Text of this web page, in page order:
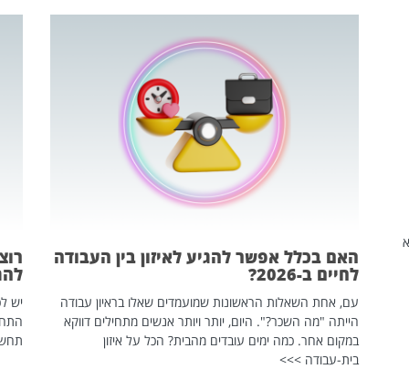
האם בכלל אפשר להגיע לאיזון בין העבודה
לחיים ב-2026?
עם, אחת השאלות הראשונות שמועמדים שאלו בראיון עבודה
הייתה "מה השכר?". היום, יותר ויותר אנשים מתחילים דווקא
במקום אחר. כמה ימים עובדים מהבית? הכל על איזון
בית-עבודה >>>
יש